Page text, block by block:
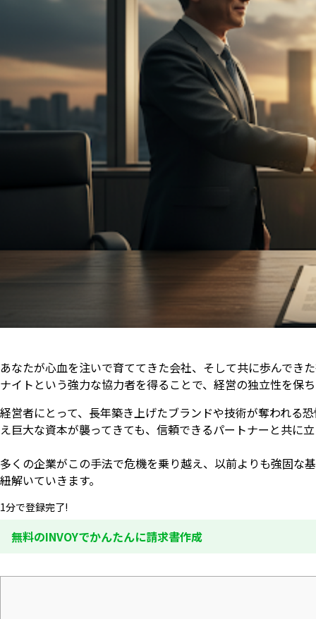
あなたが心血を注いで育ててきた会社、そして共に歩んでき
ナイトという強力な協力者を得ることで、経営の独立性を保
経営者にとって、長年築き上げたブランドや技術が奪われる
え巨大な資本が襲ってきても、信頼できるパートナーと共に
多くの企業がこの手法で危機を乗り越え、以前よりも強固な
紐解いていきます。
1分で登録完了!
無料のINVOYでかんたんに請求書作成